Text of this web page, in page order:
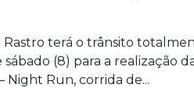
Rastro terá o trânsito
(8) para a realização
Night Run, corrida de...